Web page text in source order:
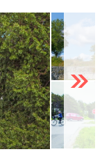
Next